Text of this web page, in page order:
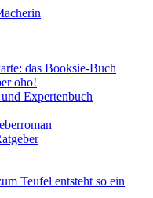
das Booksie-Buch
oho!
Expertenbuch
Teufel entsteht so ein